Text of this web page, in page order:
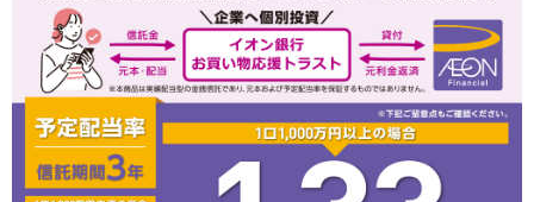
外貨普通預金
外貨定期預金
外貨普通預金積立
資産運用
投資信託TOP
証券口座開設
投信つみたて